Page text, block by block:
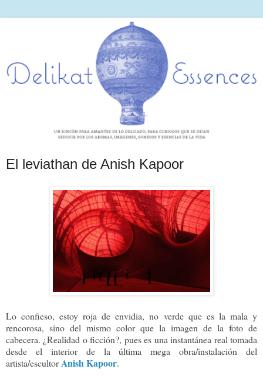
El leviathan de Anish Kapoor
Lo confieso, estoy roja de envidia, no verde que es la mala y
rencorosa, sino del mismo color que la imagen de la foto de
cabecera. ¿Realidad o ficción?, pues es una instantánea real tomada
desde el interior de la última mega obra/instalación del
artista/escultorAnish Kapoor.